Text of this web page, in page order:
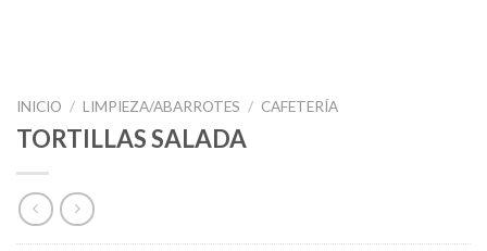
INICIO / LIMPIEZA/ABARROTES / CAFETERÍA
TORTILLAS SALADA